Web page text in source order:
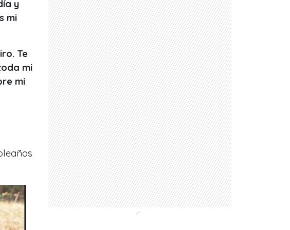
y
mi
Te
mi
mi